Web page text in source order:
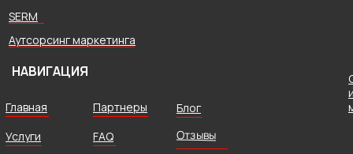
Аутсорсинг маркетинга
SERM
НАВИГАЦИЯ
Главная
Услуги
Отзывы
Партнеры
FAQ
Блог